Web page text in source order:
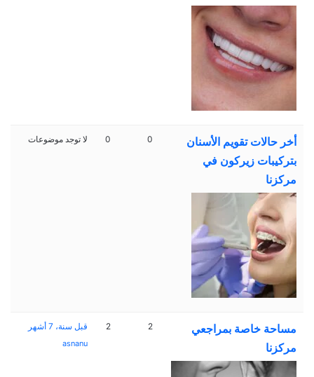
أخر حالات تقويم الأسنان
بتركيبات زيركون في
مركزنا
0
0 لا توجد موضوعات
مساحة خاصة بمراجعي
مركزنا
2
2 قبل سنة، 7 أشهر
asnanu